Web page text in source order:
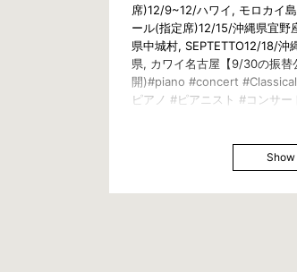
席)12/9~12/ハワイ, モロカイ
ール(指定席)12/15/沖縄県宜野
県中城村, SEPTETTO12/18/
県, カワイ名古屋【9/30の振
開)#piano #concert
ピアノ #ピアニスト #コンサ